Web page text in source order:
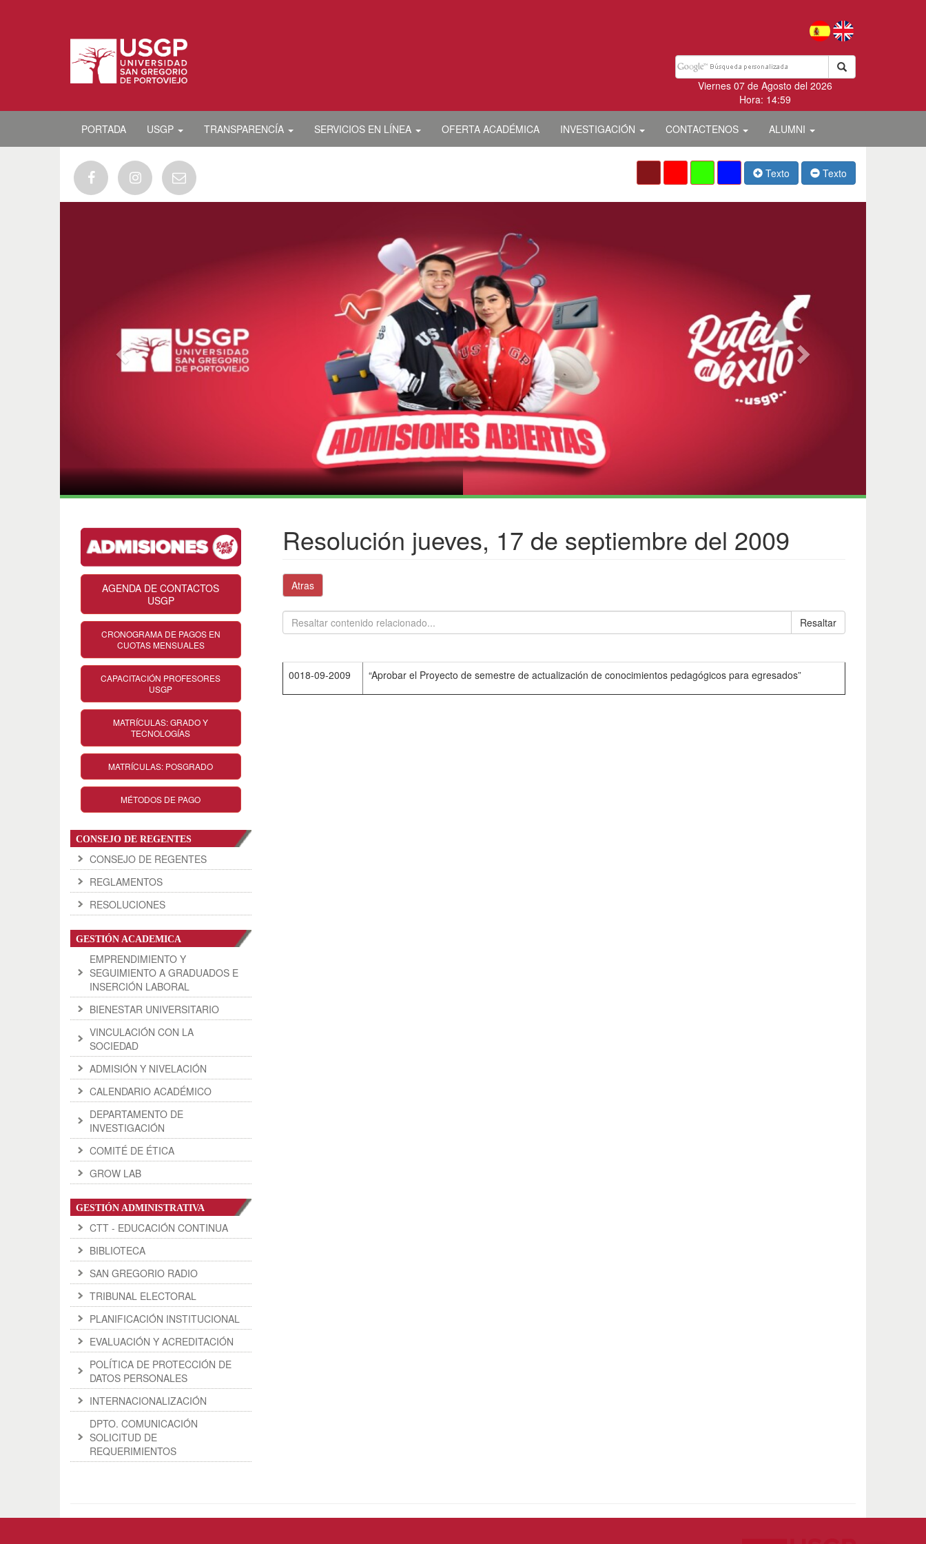
Viernes 07 de Agosto del 2026
Hora: 14:59
PORTADA USGP TRANSPARENCÍA SERVICIOS EN LÍNEA OFERTA ACADÉMICA INVESTIGACIÓN CONTACTENOS ALUMNI
Texto Texto
AGENDA DE CONTACTOS
USGP
CRONOGRAMA DE PAGOS EN
CUOTAS MENSUALES
CAPACITACIÓN PROFESORES
USGP
MATRÍCULAS: GRADO Y
TECNOLOGÍAS
MATRÍCULAS: POSGRADO
MÉTODOS DE PAGO
CONSEJO DE REGENTES
CONSEJO DE REGENTES
REGLAMENTOS
RESOLUCIONES
GESTIÓN ACADEMICA
EMPRENDIMIENTO Y
SEGUIMIENTO A GRADUADOS E
INSERCIÓN LABORAL
BIENESTAR UNIVERSITARIO
VINCULACIÓN CON LA
SOCIEDAD
ADMISIÓN Y NIVELACIÓN
CALENDARIO ACADÉMICO
DEPARTAMENTO DE
INVESTIGACIÓN
COMITÉ DE ÉTICA
GROW LAB
GESTIÓN ADMINISTRATIVA
CTT - EDUCACIÓN CONTINUA
BIBLIOTECA
SAN GREGORIO RADIO
TRIBUNAL ELECTORAL
PLANIFICACIÓN INSTITUCIONAL
EVALUACIÓN Y ACREDITACIÓN
POLÍTICA DE PROTECCIÓN DE
DATOS PERSONALES
INTERNACIONALIZACIÓN
DPTO. COMUNICACIÓN
SOLICITUD DE
REQUERIMIENTOS
Resolución jueves, 17 de septiembre del 2009
Atras
Resaltar
0018-09-2009 “Aprobar el Proyecto de semestre de actualización de conocimientos pedagógicos para egresados”